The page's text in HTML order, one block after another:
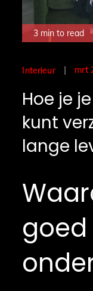
3 min to read
Interieur mrt
Hoe je
kunt
lange
goed